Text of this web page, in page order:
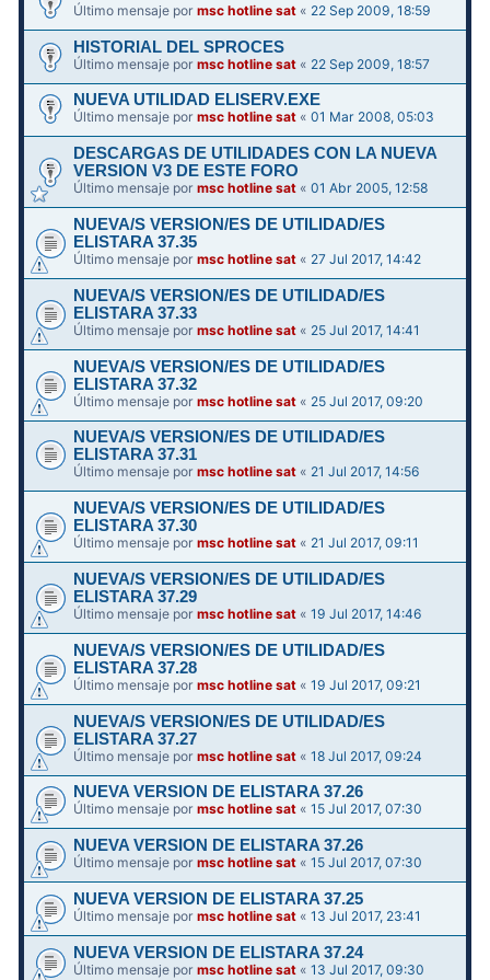
Último mensaje pormsc hotline sat « 22 Sep 2009, 18:59
HISTORIAL DEL SPROCES
Último mensaje pormsc hotline sat « 22 Sep 2009, 18:57
NUEVA UTILIDAD ELISERV.EXE
Último mensaje pormsc hotline sat «01 Mar 2008, 05:03
DESCARGAS DE UTILIDADES CON LA NUEVA
VERSION V3 DE ESTE FORO
Último mensaje pormsc hotline sat «01 Abr 2005, 12:58
NUEVA/S VERSION/ES DE UTILIDAD/ES
ELISTARA 37.35
Último mensaje pormsc hotline sat « 27 Jul 2017, 14:42
NUEVA/S VERSION/ES DE UTILIDAD/ES
ELISTARA 37.33
Último mensaje pormsc hotline sat « 25 Jul 2017, 14:41
NUEVA/S VERSION/ES DE UTILIDAD/ES
ELISTARA 37.32
Último mensaje pormsc hotline sat « 25 Jul 2017, 09:20
NUEVA/S VERSION/ES DE UTILIDAD/ES
ELISTARA 37.31
Último mensaje pormsc hotline sat « 21 Jul 2017, 14:56
NUEVA/S VERSION/ES DE UTILIDAD/ES
ELISTARA 37.30
Último mensaje pormsc hotline sat « 21 Jul 2017, 09:11
NUEVA/S VERSION/ES DE UTILIDAD/ES
ELISTARA 37.29
Último mensaje pormsc hotline sat «19 Jul 2017, 14:46
NUEVA/S VERSION/ES DE UTILIDAD/ES
ELISTARA 37.28
Último mensaje pormsc hotline sat «19 Jul 2017, 09:21
NUEVA/S VERSION/ES DE UTILIDAD/ES
ELISTARA 37.27
Último mensaje pormsc hotline sat «18 Jul 2017, 09:24
NUEVA VERSION DE ELISTARA 37.26
Último mensaje pormsc hotline sat «15 Jul 2017, 07:30
NUEVA VERSION DE ELISTARA 37.26
Último mensaje pormsc hotline sat «15 Jul 2017, 07:30
NUEVA VERSION DE ELISTARA 37.25
Último mensaje pormsc hotline sat «13 Jul 2017, 23:41
NUEVA VERSION DE ELISTARA 37.24
Último mensaje pormsc hotline sat «13 Jul 2017, 09:30